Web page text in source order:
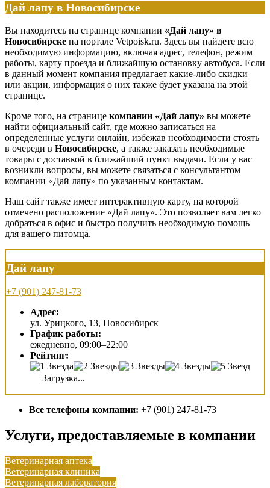
Дай лапу в Новосибирске
Вы находитесь на странице компании «Дай лапу» в
Новосибирске на портале Vetpoisk.ru. Здесь вы найдете всю
необходимую информацию, включая адрес, телефон, режим
работы, карту проезда и ближайшую остановку автобуса. Если
в данный момент компания предлагает какие-либо скидки
или акции, информация о них также будет указана на этой
странице.
Кроме того, на странице компании «Дай лапу» вы можете
найти официальный сайт, где можно записаться на
определенные услуги онлайн, избежав необходимости стоять
в очереди в Новосибирске, а также заказать необходимые
товары с доставкой в ближайший пункт выдачи. Если у вас
возникли вопросы, вы можете связаться с консультантом
компании «Дай лапу» по указанным контактам.
Наш сайт также имеет интерактивную карту, на которой
отмечено расположение «Дай лапу». Это позволяет вам легко
добраться в офис и быстро получить необходимую помощь
для вашего питомца.
Дай лапу
+7 (901) 247-81-73
Адрес:
ул. Урицкого, 13, Новосибирск
График работы:
ежедневно, 09:00–22:00
Рейтинг:
Загрузка...
Все телефоны компании: +7 (901) 247-81-73
Услуги, предоставляемые в компании
Ветеринарная аптека
Ветеринарная клиника
Ветеринарная лаборатория